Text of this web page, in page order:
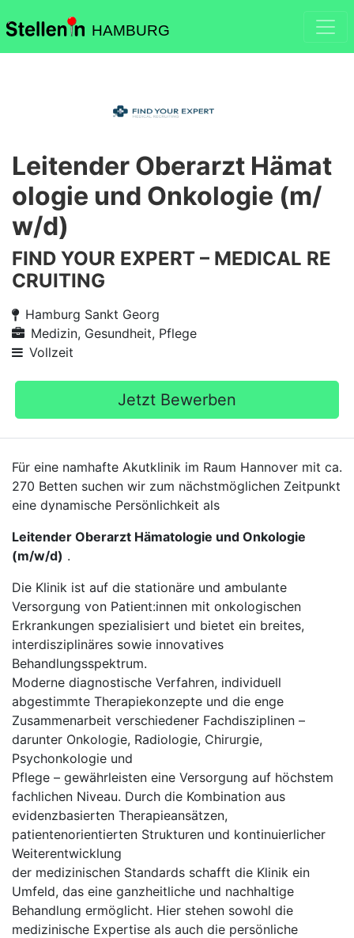
HAMBURG
Leitender Oberarzt Hämat
ologie und Onkologie (m/
w/d)
FIND YOUR EXPERT – MEDICAL RE
CRUITING
Hamburg Sankt Georg
Medizin, Gesundheit, Pflege
Vollzeit
Jetzt Bewerben
Für eine namhafte Akutklinik im Raum Hannover mit ca.
270 Betten suchen wir zum nächstmöglichen Zeitpunkt
eine dynamische Persönlichkeit als
Leitender Oberarzt Hämatologie und Onkologie
(m/w/d) .
Die Klinik ist auf die stationäre und ambulante
Versorgung von Patient:innen mit onkologischen
Erkrankungen spezialisiert und bietet ein breites,
interdisziplinäres sowie innovatives
Behandlungsspektrum.
Moderne diagnostische Verfahren, individuell
abgestimmte Therapiekonzepte und die enge
Zusammenarbeit verschiedener Fachdisziplinen –
darunter Onkologie, Radiologie, Chirurgie,
Psychonkologie und
Pflege – gewährleisten eine Versorgung auf höchstem
fachlichen Niveau. Durch die Kombination aus
evidenzbasierten Therapieansätzen,
patientenorientierten Strukturen und kontinuierlicher
Weiterentwicklung
der medizinischen Standards schafft die Klinik ein
Umfeld, das eine ganzheitliche und nachhaltige
Behandlung ermöglicht. Hier stehen sowohl die
medizinische Expertise als auch die persönliche